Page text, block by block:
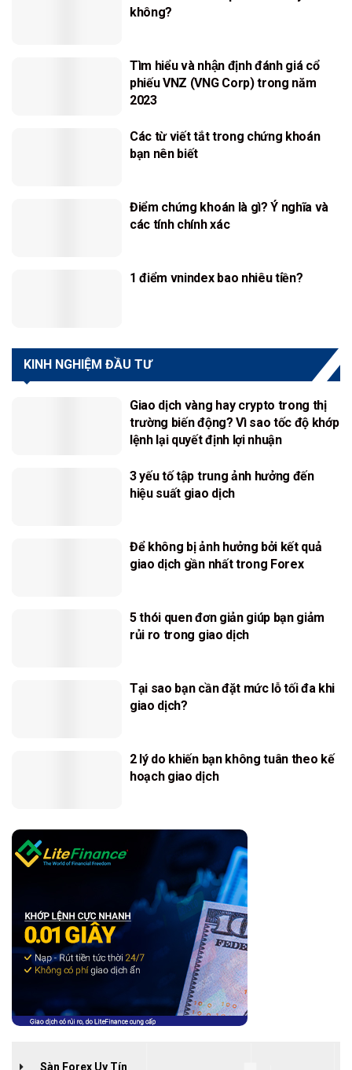
không?
Tìm hiểu và nhận định đánh giá cổ
phiếu VNZ (VNG Corp) trong năm
2023
Các từ viết tắt trong chứng khoán
bạn nên biết
Điểm chứng khoán là gì? Ý nghĩa và
các tính chính xác
1 điểm vnindex bao nhiêu tiền?
KINH NGHIỆM ĐẦU TƯ
Giao dịch vàng hay crypto trong thị
trường biến động? Vì sao tốc độ khớp
lệnh lại quyết định lợi nhuận
3 yếu tố tập trung ảnh hưởng đến
hiệu suất giao dịch
Để không bị ảnh hưởng bởi kết quả
giao dịch gần nhất trong Forex
5 thói quen đơn giản giúp bạn giảm
rủi ro trong giao dịch
Tại sao bạn cần đặt mức lỗ tối đa khi
giao dịch?
2 lý do khiến bạn không tuân theo kế
hoạch giao dịch
Sàn Forex Uy Tín